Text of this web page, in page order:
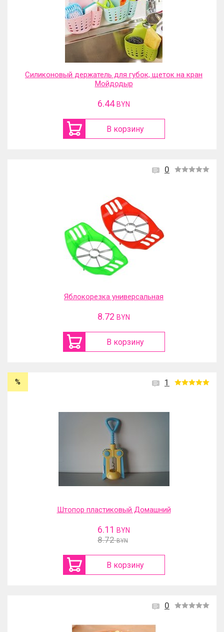
Силиконовый держатель для губок, щеток на кран
Мойдодыр
6.44 BYN
В корзину
0
Яблокорезка универсальная
8.72 BYN
В корзину
1
%
Штопор пластиковый Домашний
6.11 BYN
8.72 BYN
В корзину
0